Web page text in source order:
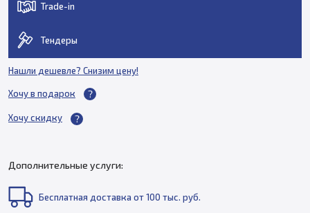
Trade-in
Тендеры
Нашли дешевле? Снизим цену!
Хочу в подарок
Хочу скидку
Дополнительные услуги:
Бесплатная доставка от 100 тыс. руб.